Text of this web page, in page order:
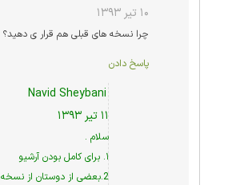
۱۰ تیر ۱۳۹۳
چرا نسخه های قبلی هم قرار ی دهید؟
پاسخ دادن
Navid Sheybani
۱۱ تیر ۱۳۹۳
سلام .
۱. برای کامل بودن آرشیو
2.بعضی از دوستان از نسخه